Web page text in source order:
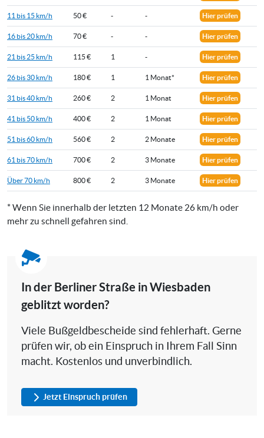
11 bis 15 km/h 50 € - - Hier prüfen
16 bis 20 km/h 70 € - - Hier prüfen
21 bis 25 km/h 115 € 1 - Hier prüfen
26 bis 30 km/h 180 € 1 1 Monat* Hier prüfen
31 bis 40 km/h 260 € 2 1 Monat Hier prüfen
41 bis 50 km/h 400 € 2 1 Monat Hier prüfen
51 bis 60 km/h 560 € 2 2 Monate Hier prüfen
61 bis 70 km/h 700 € 2 3 Monate Hier prüfen
Über 70 km/h 800 € 2 3 Monate Hier prüfen
* Wenn Sie innerhalb der letzten 12 Monate 26 km/h oder
mehr zu schnell gefahren sind.
In der Berliner Straße in Wiesbaden
geblitzt worden?
Viele Bußgeldbescheide sind fehlerhaft. Gerne
prüfen wir, ob ein Einspruch in Ihrem Fall Sinn
macht. Kostenlos und unverbindlich.
Jetzt Einspruch prüfen